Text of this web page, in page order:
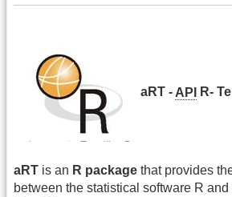
aRT - API R-
aRT is an R package that provides
between the statistical software R